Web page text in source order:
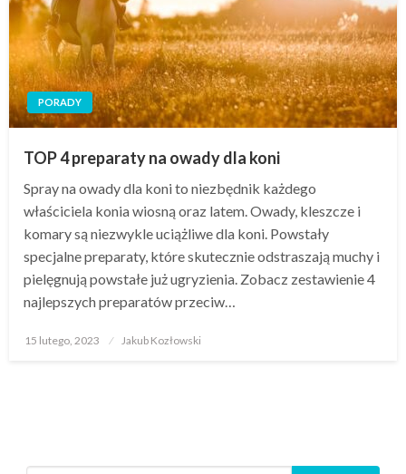
PORADY
TOP 4 preparaty na owady dla koni
Spray na owady dla koni to niezbędnik każdego
właściciela konia wiosną oraz latem. Owady, kleszcze i
komary są niezwykle uciążliwe dla koni. Powstały
specjalne preparaty, które skutecznie odstraszają muchy i
pielęgnują powstałe już ugryzienia. Zobacz zestawienie 4
najlepszych preparatów przeciw…
Opublikowane
15 lutego, 2023 Jakub Kozłowski